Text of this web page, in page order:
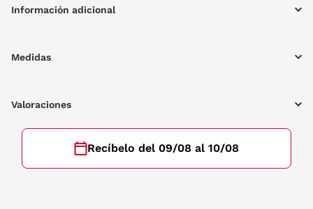
Información adicional
Medidas
Valoraciones
Recíbelo del 09/08 al 10/08